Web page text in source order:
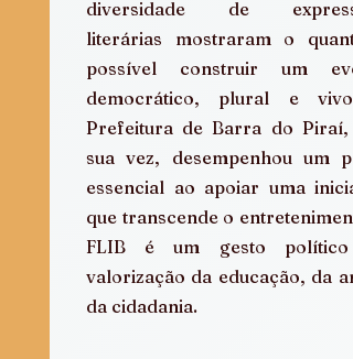
diversidade de
literárias mostraram o
possível construir um
democrático, plural e
Prefeitura de Barra do Piraí,
sua vez, desempenhou um
essencial ao apoiar uma
que transcende o
FLIB é um gesto político
valorização da educação, da
da cidadania.